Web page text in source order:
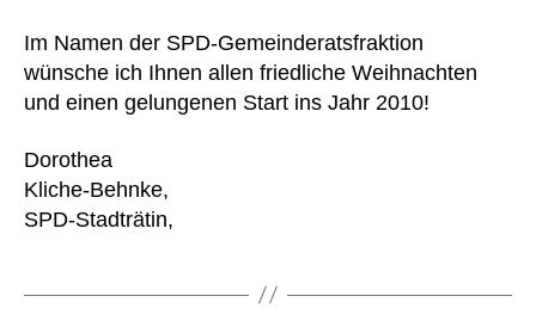
Im Namen der SPD-Gemeinderatsfraktion
wünsche ich Ihnen allen friedliche Weihnachten
und einen gelungenen Start ins Jahr 2010!
Dorothea
Kliche-Behnke,
SPD-Stadträtin,